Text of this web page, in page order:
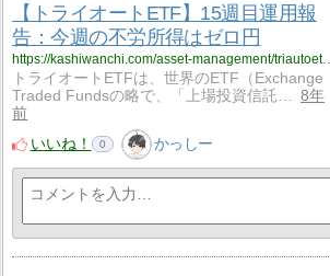
【トライオートETF】15週目運用報
告：今週の不労所得はゼロ円
https://kashiwanchi.com/asset-management/triautoetf/15-week-operational-report/
トライオートETFは、世界のETF（Exchange
Traded Fundsの略で、「上場投資信託…
8年
前
いいね！
0 かっしー